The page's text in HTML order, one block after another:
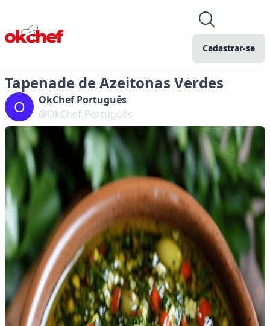
Cadastrar-se
Tapenade de Azeitonas Verdes
O
OkChef Português
@OkChef-Português